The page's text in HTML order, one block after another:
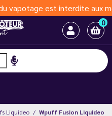
aux moins de 18 ans |
0
Liquideo Wpuff Fusion Liquideo